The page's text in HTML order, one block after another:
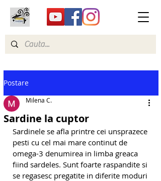
Postare
Sardine la cuptor
Milena C.
Sardinele se afla printre cei unsprazece
pesti cu cel mai mare continut de
omega-3 denumirea in limba greaca
fiind sardeles. Sunt foarte raspandite si
se regasesc pregatite in diferite moduri